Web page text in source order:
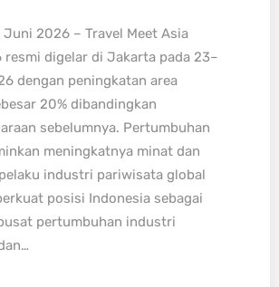
2026 – Travel Meet Asia
resmi digelar di Jakarta pada 23–
dengan peningkatan area
20% dibandingkan
sebelumnya. Pertumbuhan
meningkatnya minat dan
industri pariwisata global
posisi Indonesia sebagai
pertumbuhan industri